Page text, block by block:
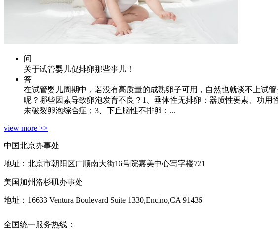
问
关于试管婴儿促排卵那些事儿！
答
在试管婴儿周期中，若没有高质量的成熟卵子可用，自然也就谈不上试
呢？哪些因素导致卵泡发育不良？1、垂体性无排卵：器质性要素、功
未破裂卵泡综合症；3、下丘脑性不排卵：...
view more >>
中国北京办事处
地址：北京市朝阳区广顺南大街16号院嘉美中心写字楼721
美国加州洛杉矶办事处
地址：16633 Ventura Boulevard Suite 1330,Encino,CA 91436
全国统一服务热线：